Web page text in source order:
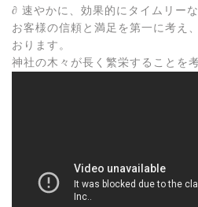
∂ 速やかに、効果的にタイムリー
お客様の信頼と満足を第一に考え
おります。
神社の木々が長く繁栄することを